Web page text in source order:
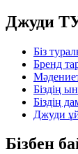
Джуди
Біз
Бренд
Біздің
Біздің
Джуди
Бізбен